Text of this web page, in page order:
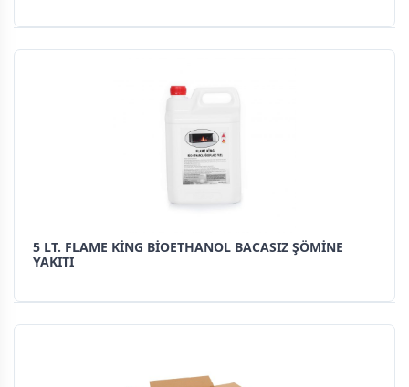
5 LT. FLAME KİNG BİOETHANOL BACASIZ ŞÖMİNE
YAKITI